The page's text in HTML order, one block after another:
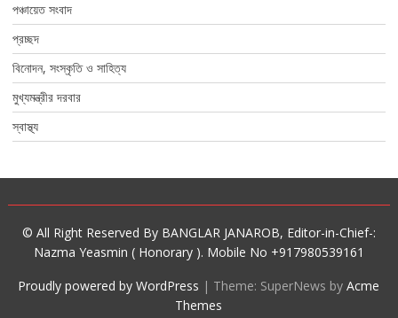
পঞ্চায়েত সংবাদ
প্রচ্ছদ
বিনোদন, সংস্কৃতি ও সাহিত্য
মুখ্যমন্ত্রীর দরবার
স্বাস্থ্য
© All Right Reserved By BANGLAR JANAROB, Editor-in-Chief-:
Nazma Yeasmin ( Honorary ). Mobile No +917980539161
Proudly powered by WordPress | Theme: SuperNews byAcme
Themes